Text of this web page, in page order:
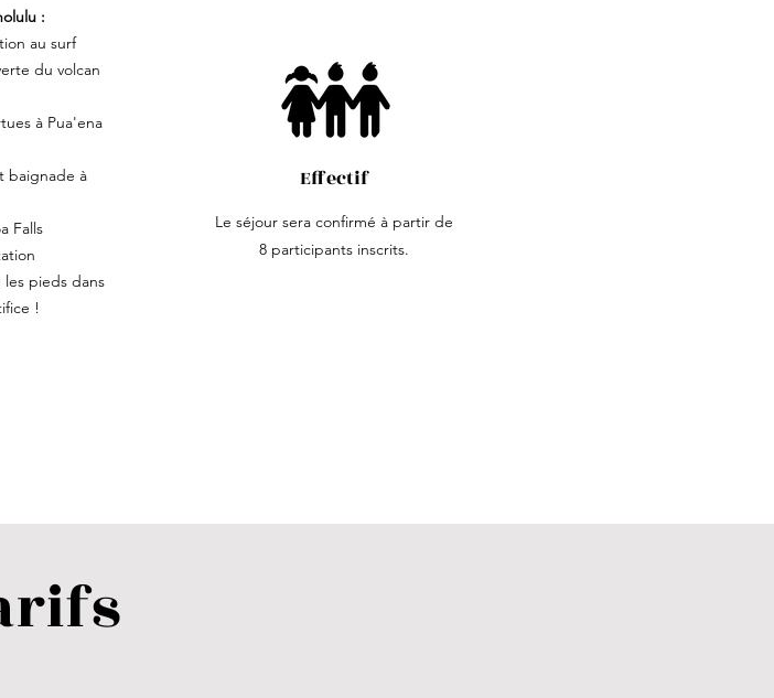
:
au surf
du volcan
à Pua'ena
baignade à
Falls
pieds dans
!
Effectif
Le séjour sera confirmé à partir de
8 participants inscrits.